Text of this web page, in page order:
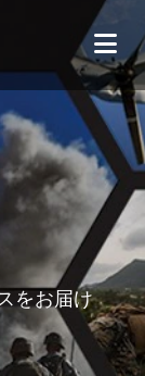
をお届け